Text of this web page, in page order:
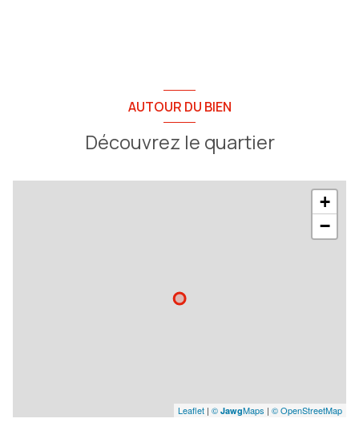
AUTOUR DU BIEN
Découvrez le quartier
+
−
Leaflet | © JawgMaps | © OpenStreetMap